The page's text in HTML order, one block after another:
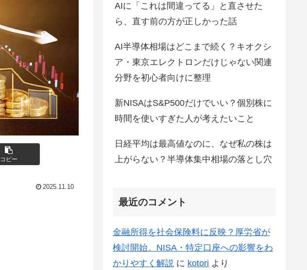
コピー
2025.11.10
AIに「これは間違ってる」と直させた
ら、直す前の方が正しかった話
AI半導体相場はどこまで続く？キオクシ
ア・東京エレクトロンだけじゃない関連
分野を初心者向けに整理
新NISAはS&P500だけでいい？個別株に
時間を使いすぎた人が考えたいこと
日経平均は最高値なのに、なぜ私の株は
上がらない？半導体集中相場の落とし穴
最近のコメント
金融所得を社会保険料に反映？厚労省が
検討開始。NISA・特定口座への影響をわ
かりやすく解説 に kotori より